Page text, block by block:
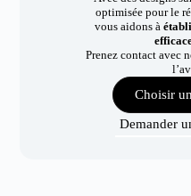
optimisée pour le
vous aidons à
Prenez contact avec
Choisir
Demander